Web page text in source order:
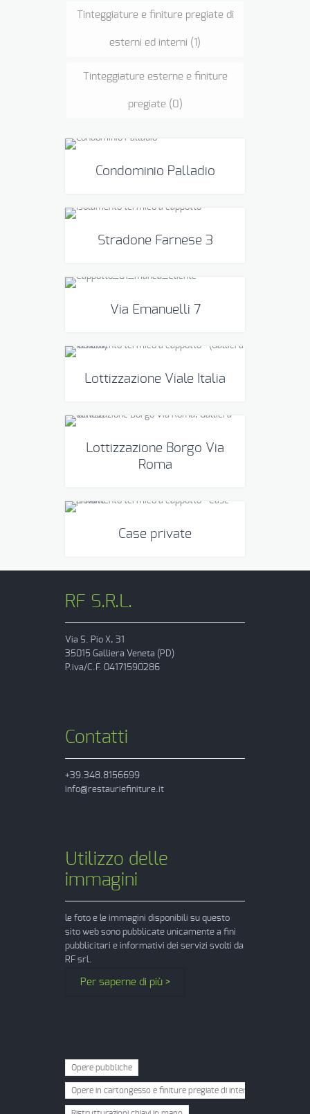
Tinteggiature e finiture pregiate di
esterni ed interni (1)
Tinteggiature esterne e finiture
pregiate (0)
Condominio Palladio
Stradone Farnese 3
Via Emanuelli 7
Lottizzazione Viale Italia
Lottizzazione Borgo Via
Roma
Case private
RF S.R.L.
Via S. Pio X, 31
35015 Galliera Veneta (PD)
P.iva/C.F. 04171590286
Contatti
+39.348.8156699
info@restauriefiniture.it
Utilizzo delle
immagini
le foto e le immagini disponibili su questo
sito web sono pubblicate unicamente a fini
pubblicitari e informativi dei servizi svolti da
RF srl.
Per saperne di più >
Opere pubbliche
Opere in cartongesso e finiture pregiate di interni